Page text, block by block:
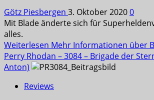
Götz Piesbergen 3. Oktober 20200
Mit Blade änderte sich für
alles.
Weiterlesen Mehr Informationen über
Perry Rhodan – 3084 – Brigade der
Anton)
Reviews